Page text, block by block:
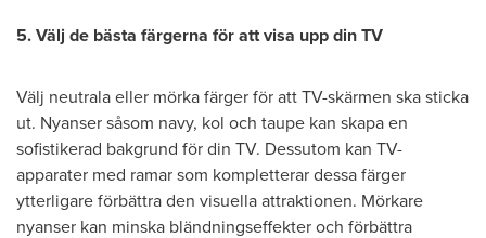
5. Välj de bästa färgerna för att visa upp din TV
Välj neutrala eller mörka färger för att TV-skärmen ska sticka
ut. Nyanser såsom navy, kol och taupe kan skapa en
sofistikerad bakgrund för din TV. Dessutom kan TV-
apparater med ramar som kompletterar dessa färger
ytterligare förbättra den visuella attraktionen. Mörkare
nyanser kan minska bländningseffekter och förbättra